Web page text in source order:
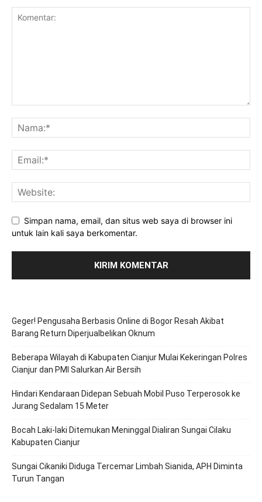
Simpan nama, email, dan situs web saya di browser ini
untuk lain kali saya berkomentar.
Geger! Pengusaha Berbasis Online di Bogor Resah Akibat
Barang Return Diperjualbelikan Oknum
Beberapa Wilayah di Kabupaten Cianjur Mulai Kekeringan Polres
Cianjur dan PMI Salurkan Air Bersih
Hindari Kendaraan Didepan Sebuah Mobil Puso Terperosok ke
Jurang Sedalam 15 Meter
Bocah Laki-laki Ditemukan Meninggal Dialiran Sungai Cilaku
Kabupaten Cianjur
Sungai Cikaniki Diduga Tercemar Limbah Sianida, APH Diminta
Turun Tangan